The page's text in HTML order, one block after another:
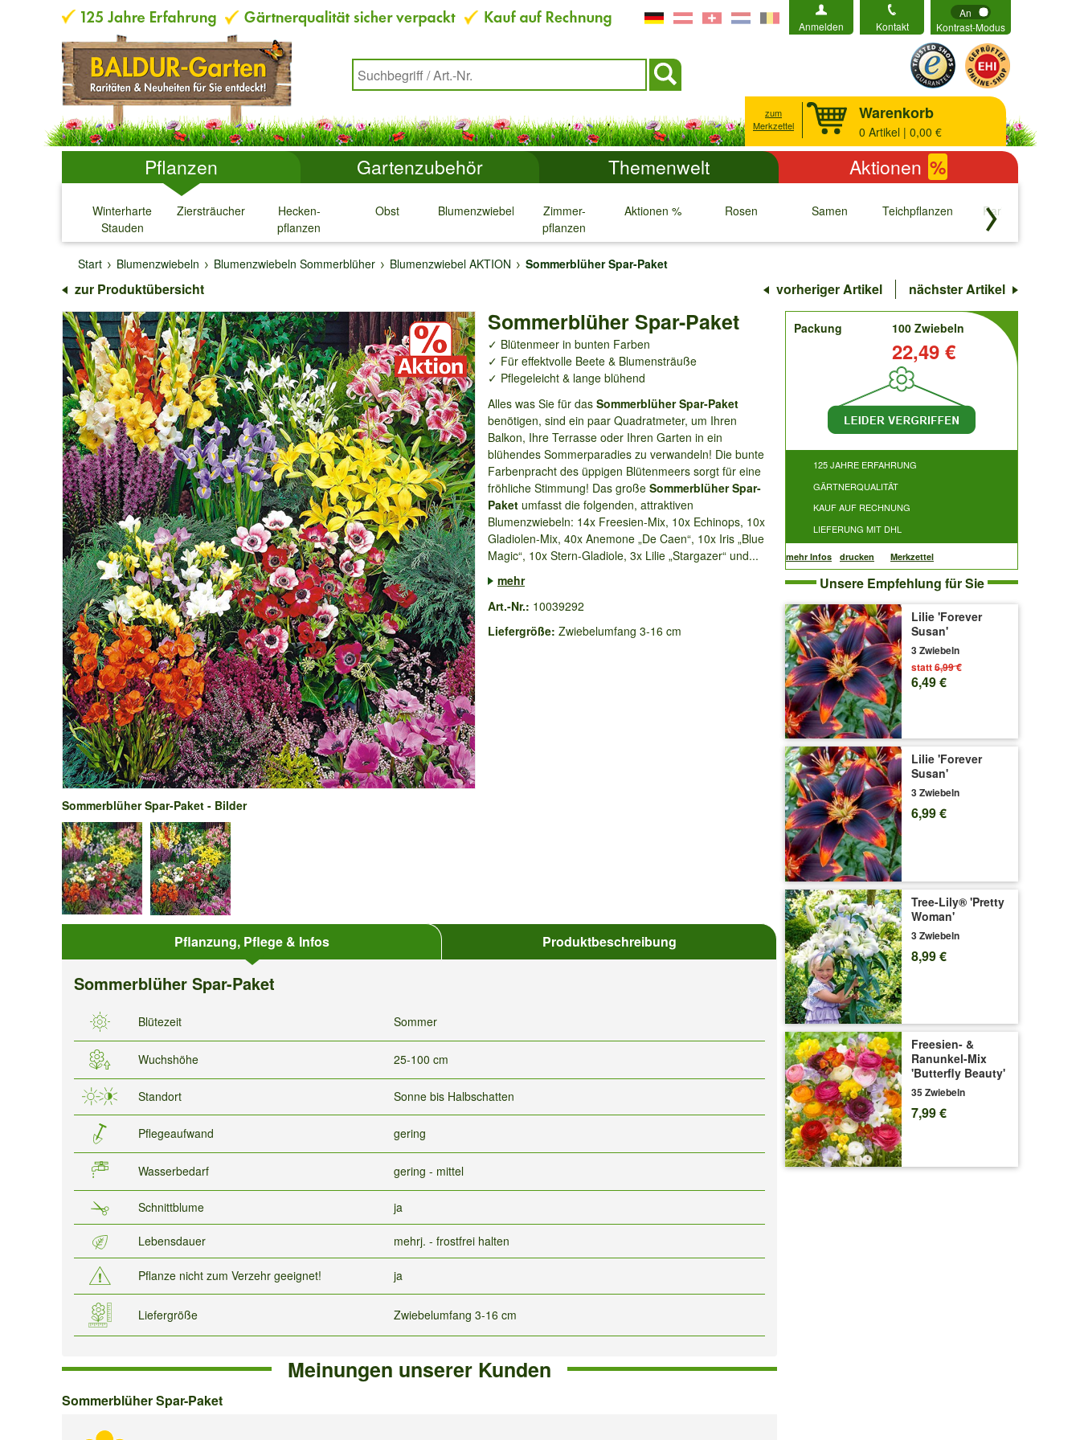
Anmelden Kontakt
An
Kontrast-Modus
zum
Merkzettel
Warenkorb
0 Artikel | 0,00 €
Pflanzen Gartenzubehör Themenwelt Aktionen %
Winterharte
Stauden
↓
Ziersträucher
↓
Hecken-
pflanzen
↓
Obst
↓
Blumenzwiebeln
↓
Zimmer-
pflanzen
↓
Aktionen %
↓
Rosen
↓
Samen
↓
Teichpflanzen
↓
Raritäten
↓
Start
Blumenzwiebeln Blumenzwiebeln Sommerblüher Blumenzwiebel AKTION Sommerblüher Spar-Paket
zur Produktübersicht vorheriger Artikel nächster Artikel
Sommerblüher Spar-Paket
✓ Blütenmeer in bunten Farben
✓ Für effektvolle Beete & Blumensträuße
✓ Pflegeleicht & lange blühend
Alles was Sie für dasSommerblüher Spar-Paket
benötigen, sind ein paar Quadratmeter, um Ihren
Balkon, Ihre Terrasse oder Ihren Garten in ein
blühendes Sommerparadies zu verwandeln! Die bunte
Farbenpracht des üppigen Blütenmeers sorgt für eine
fröhliche Stimmung! Das große Sommerblüher Spar-
Paket umfasst die folgenden, attraktiven
Blumenzwiebeln: 14x Freesien-Mix, 10x Echinops, 10x
Gladiolen-Mix, 40x Anemone „De Caen“, 10x Iris „Blue
Magic“, 10x Stern-Gladiole, 3x Lilie „Stargazer“ und...
mehr
Art.-Nr.: 10039292
Liefergröße: Zwiebelumfang 3-16 cm
Sommerblüher Spar-Paket - Bilder
Pflanzung, Pflege & Infos Produktbeschreibung
Sommerblüher Spar-Paket
Blütezeit Sommer
Wuchshöhe 25-100 cm
Standort Sonne bis Halbschatten
Pflegeaufwand gering
Wasserbedarf gering - mittel
Schnittblume ja
Lebensdauer mehrj. - frostfrei halten
Pflanze nicht zum Verzehr geeignet! ja
Liefergröße Zwiebelumfang 3-16 cm
Meinungen unserer Kunden
Sommerblüher
Sommerblüher Spar-Paket
order
Packung
100 Zwiebeln
22,49 €
125 JAHRE ERFAHRUNG
GÄRTNERQUALITÄT
KAUF AUF RECHNUNG
LIEFERUNG MIT DHL
mehr Infos drucken Merkzettel
Unsere Empfehlung für Sie
Lilie 'Forever
Susan'
3 Zwiebeln
statt6,99 €
6,49 €
Lilie 'Forever
Susan'
3 Zwiebeln
6,99 €
Tree-Lily® 'Pretty
Woman'
3 Zwiebeln
8,99 €
Freesien- &
Ranunkel-Mix
'Butterfly Beauty'
35 Zwiebeln
7,99 €